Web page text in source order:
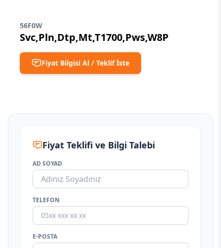
56F0W
Svc,Pln,Dtp,Mt,T1700,Pws,W8P
Fiyat Bilgisi Al / Teklif İste
Fiyat Teklifi ve Bilgi Talebi
AD SOYAD
TELEFON
E-POSTA